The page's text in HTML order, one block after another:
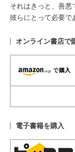
それはきっと、善悪
彼らにとって必要で
オンライン書店で
電子書籍を購入